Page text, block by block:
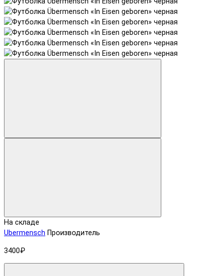
На складе
Ubermensch Производитель
3400₽